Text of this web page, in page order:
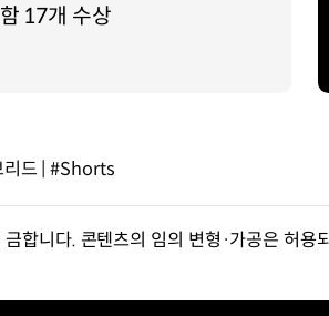
17개 수상
리드 | #Shorts
합니다. 콘텐츠의 임의 변형·가공은 허